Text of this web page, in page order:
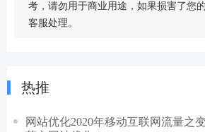
考，请勿用于商业用途，如果损害了您
客服处理。
热推
网站优化2020年移动互联网流量之